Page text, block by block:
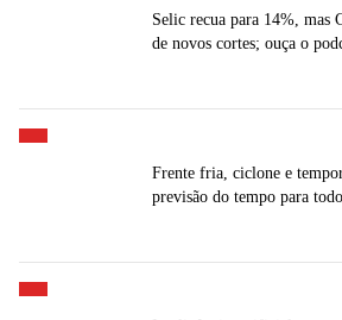
Selic recua para 14%, mas
de novos cortes; ouça o
Frente fria, ciclone e
previsão do tempo para